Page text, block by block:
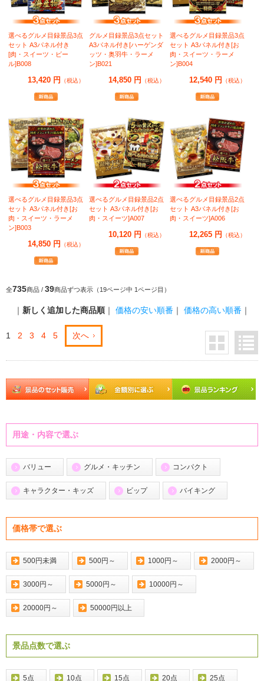
選べるグルメ目録景品3点
セット A3パネル付き
[肉・スイーツ・ビー
ル]B008
13,420 円 （税込）
グルメ目録景品3点セット
A3パネル付き[ハーゲンダ
ッツ・奥羽牛・ラーメ
ン]B021
14,850 円 （税込）
選べるグルメ目録景品3点
セット A3パネル付き[お
肉・スイーツ・ラーメ
ン]B004
12,540 円 （税込）
選べるグルメ目録景品3点
セット A3パネル付き[お
肉・スイーツ・ラーメ
ン]B003
14,850 円 （税込）
選べるグルメ目録景品2点
セット A3パネル付き[お
肉・スイーツ]A007
10,120 円 （税込）
選べるグルメ目録景品2点
セット A3パネル付き[お
肉・スイーツ]A006
12,265 円 （税込）
全735商品 / 39商品ずつ表示（19ページ中 1ページ目）
｜ 新しく追加した商品順 ｜ 価格の安い順番 ｜ 価格の高い順番 ｜
1 2 3 4 5 次へ
用途・内容で選ぶ
バリュー グルメ・キッチン コンパクト
キャラクター・キッズ ビップ バイキング
価格帯で選ぶ
500円未満 500円～ 1000円～ 2000円～
3000円～ 5000円～ 10000円～
20000円～ 50000円以上
景品点数で選ぶ
5点 10点 15点 20点 25点